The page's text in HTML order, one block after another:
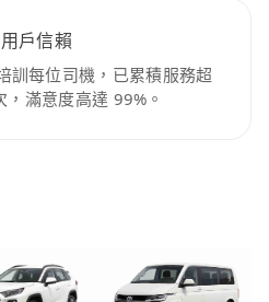
戶信賴
訓每位司機，已累積服務超
滿意度高達 99%。